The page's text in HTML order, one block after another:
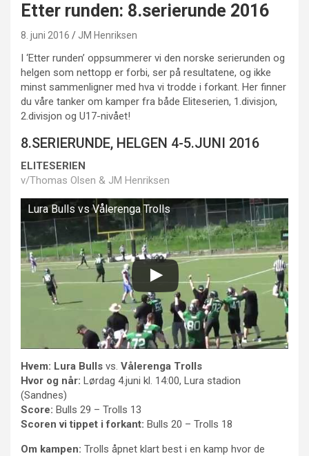
Etter runden: 8.serierunde 2016
8. juni 2016 JM Henriksen
I ‘Etter runden’ oppsummerer vi den norske serierunden og
helgen som nettopp er forbi, ser på resultatene, og ikke
minst sammenligner med hva vi trodde i forkant. Her finner
du våre tanker om kamper fra både Eliteserien, 1.divisjon,
2.divisjon og U17-nivået!
8.SERIERUNDE, HELGEN 4-5.JUNI 2016
ELITESERIEN
v/Thomas Olsen & JM Henriksen
Lura Bulls vs Vålerenga Trolls
Hvem: Lura Bulls vs. Vålerenga Trolls
Hvor og når: Lørdag 4.juni kl. 14:00, Lura stadion
(Sandnes)
Score: Bulls 29 – Trolls 13
Scoren vi tippet i forkant: Bulls 20 – Trolls 18
Om kampen: Trolls åpnet klart best i en kamp hvor de